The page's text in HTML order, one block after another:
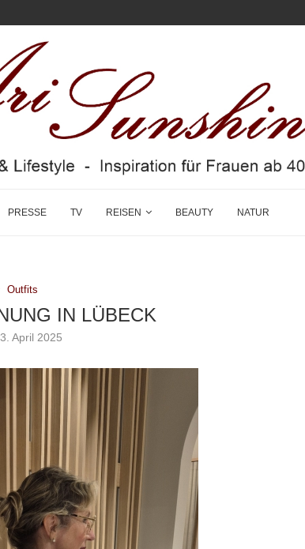
PRESSE TV REISEN BEAUTY NATUR
Outfits
IN LÜBECK
April 2025